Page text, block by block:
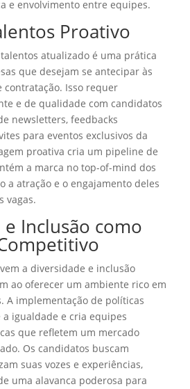
e envolvimento entre equipes.
Proativo
atualizado é uma prática
que desejam se antecipar às
contratação. Isso requer
e de qualidade com candidatos
newsletters, feedbacks
para eventos exclusivos da
proativa cria um pipeline de
a marca no top-of-mind dos
a atração e o engajamento deles
vagas.
Inclusão como
a diversidade e inclusão
ao oferecer um ambiente rico em
A implementação de políticas
igualdade e cria equipes
que refletem um mercado
Os candidatos buscam
suas vozes e experiências,
uma alavanca poderosa para